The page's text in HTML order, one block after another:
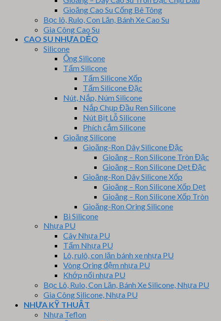
Gioăng Cao Su Cống Bê Tông
Bọc lô, Rulo, Con Lăn, Bánh Xe Cao Su
Gia Công Cao Su
CAO SU NHỰA DẺO
Silicone
Ống Silicone
Tấm Silicone
Tấm Silicone Xốp
Tấm Silicone Đặc
Nút, Nắp, Núm Silicone
Nắp Chụp Đầu Ren Silicone
Nút Bịt Lỗ Silicone
Phích cắm Silicone
Gioăng Silicone
Gioăng-Ron Dây Silicone Đặc
Gioăng – Ron Silicone Tròn Đặc
Gioăng – Ron Silicone Dẹt Đặc
Gioăng-Ron Dây Silicone Xốp
Gioăng – Ron Silicone Xốp Dẹt
Gioăng – Ron Silicone Xốp Tròn
Gioăng-Ron Oring Silicone
Bi Silicone
Nhựa PU
Cây Nhựa PU
Tấm Nhựa PU
Lô, rulô, con lăn bánh xe nhựa PU
Vòng Oring đệm nhựa PU
Khớp nối nhựa PU
Bọc Lô, Rulo, Con Lăn, Bánh Xe Silicone, Nhựa PU
Gia Công Silicone, Nhựa PU
NHỰA KỸ THUẬT
Nhựa Teflon